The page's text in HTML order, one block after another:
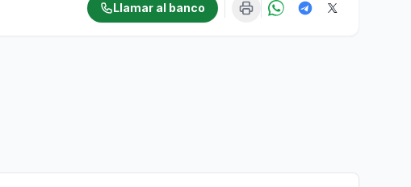
Llamar al banco